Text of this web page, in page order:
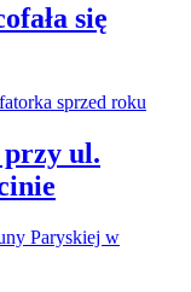
się
przy ul.